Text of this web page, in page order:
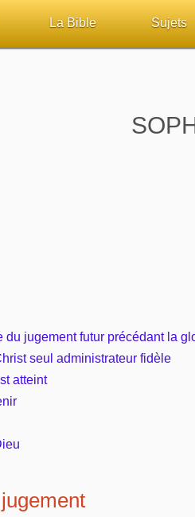
La Bible Sujets
du jugement futur précédant la
seul administrateur fidèle
atteint